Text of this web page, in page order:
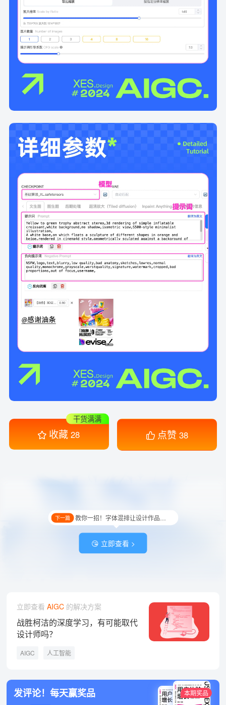
收藏 28
干货满满
点赞 38
😘 立即查看 >
下一篇 教你一招！字体混排让设计作品瞬间“活”起来！
立即查看 AIGC的解决方案
战胜柯洁的深度学习，有可能取代
设计师吗？
AIGC 人工智能
发评论！每天赢奖品 本期奖品